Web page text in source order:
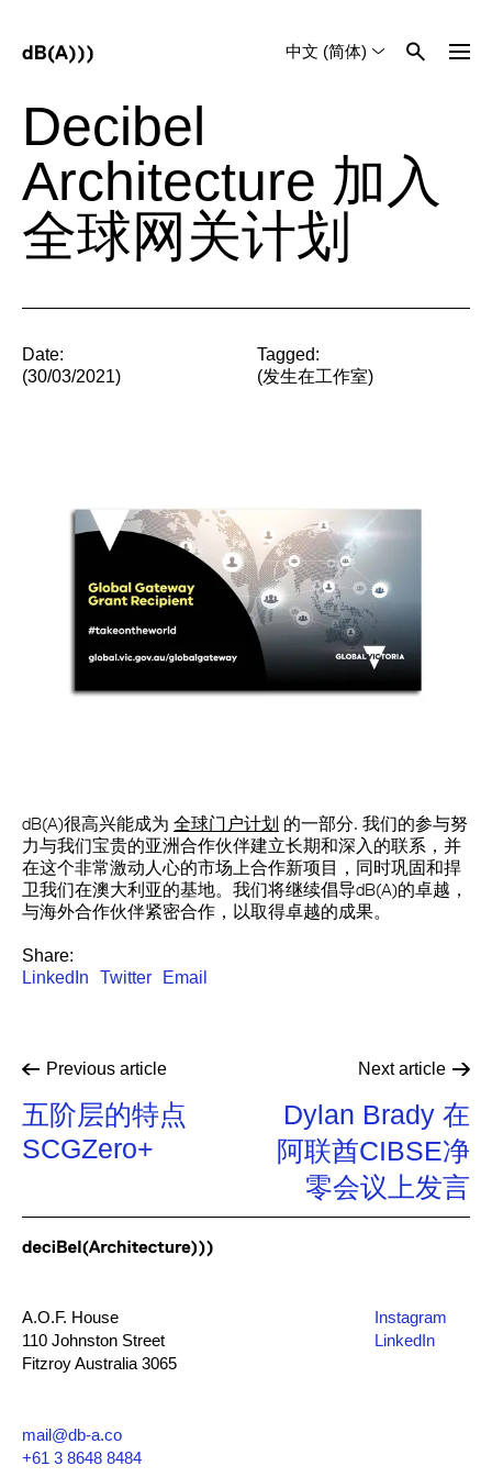
中文 (简体)
Decibel
Architecture 加入
全球网关计划
dB(A)很高兴能成为 全球门户计划 的一部分. 我们的参与努
力与我们宝贵的亚洲合作伙伴建立长期和深入的联系，并
在这个非常激动人心的市场上合作新项目，同时巩固和捍
卫我们在澳大利亚的基地。我们将继续倡导dB(A)的卓越，
与海外合作伙伴紧密合作，以取得卓越的成果。
Share:
LinkedIn
Twitter Email
Date:
(30/03/2021)
Tagged:
(发生在工作室)
Previous article
五阶层的特点
SCGZero+
Next article
Dylan Brady 在
阿联酋CIBSE净
零会议上发言
A.O.F. House
110 Johnston Street
Fitzroy Australia 3065
mail@db-a.co
+61 3 8648 8484
Instagram
LinkedIn